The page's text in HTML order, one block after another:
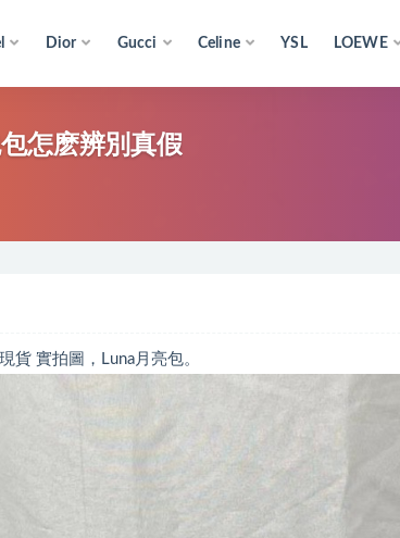
Dior Gucci Celine YSL LOEWE
怎麽辨別真假
貨 實拍圖，Luna月亮包。